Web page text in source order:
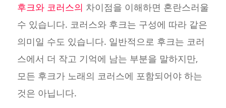
후크와 코러스의 차이점을 이해하면 혼란스러울
수 있습니다. 코러스와 후크는 구성에 따라 같은
의미일 수도 있습니다. 일반적으로 후크는 코러
스에서 더 작고 기억에 남는 부분을 말하지만,
모든 후크가 노래의 코러스에 포함되어야 하는
것은 아닙니다.